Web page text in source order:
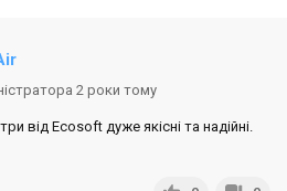
2 роки тому
від Ecosoft дуже якісні та надійні.